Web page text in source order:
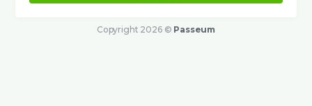
Copyright 2026 © Passeum